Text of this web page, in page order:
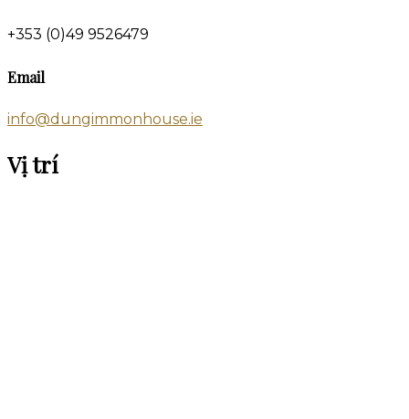
+353 (0)49 9526479
Email
info@dungimmonhouse.ie
Vị trí